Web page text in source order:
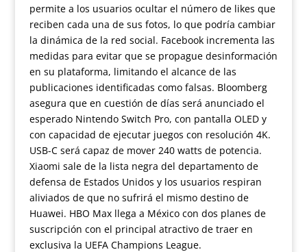
permite a los usuarios ocultar el número de likes que
reciben cada una de sus fotos, lo que podría cambiar
la dinámica de la red social. Facebook incrementa las
medidas para evitar que se propague desinformación
en su plataforma, limitando el alcance de las
publicaciones identificadas como falsas. Bloomberg
asegura que en cuestión de días será anunciado el
esperado Nintendo Switch Pro, con pantalla OLED y
con capacidad de ejecutar juegos con resolución 4K.
USB-C será capaz de mover 240 watts de potencia.
Xiaomi sale de la lista negra del departamento de
defensa de Estados Unidos y los usuarios respiran
aliviados de que no sufrirá el mismo destino de
Huawei. HBO Max llega a México con dos planes de
suscripción con el principal atractivo de traer en
exclusiva la UEFA Champions League.